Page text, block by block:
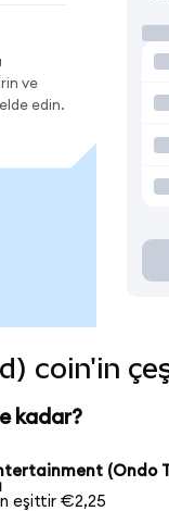
ve
edin.
coin'in
kadar?
(Ondo
eşittir €2,25